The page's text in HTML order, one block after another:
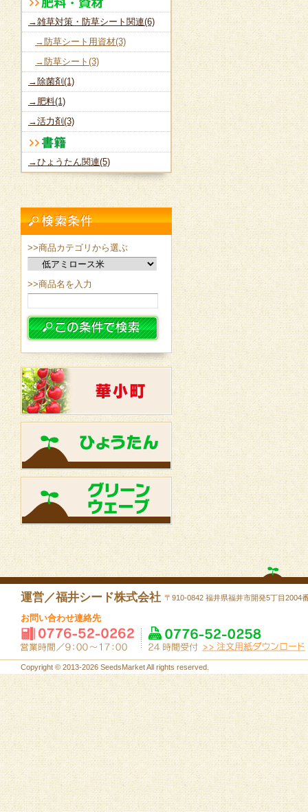
→雑草対策・防草シート関連(6)
→防草シート用資材(3)
→防草シート(3)
→除菌剤(1)
→肥料(1)
→活力剤(3)
→ひょうたん関連(5)
>>商品カテゴリから選ぶ
>>商品名を入力
運営／福井シード株式会社 〒910-0842 福井県福井市開発5丁目2004
お問い合わせ連絡先
Copyright © 2013-2026 SeedsMarket All rights reserved.